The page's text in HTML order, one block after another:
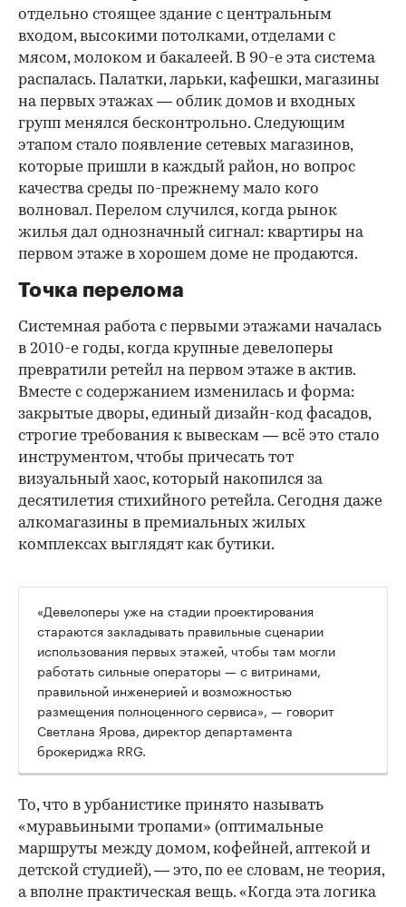
отдельно стоящее здание с центральным
входом, высокими потолками, отделами с
мясом, молоком и бакалеей. В 90-е эта система
распалась. Палатки, ларьки, кафешки, магазины
на первых этажах — облик домов и входных
групп менялся бесконтрольно. Следующим
этапом стало появление сетевых магазинов,
которые пришли в каждый район, но вопрос
качества среды по-прежнему мало кого
волновал. Перелом случился, когда рынок
жилья дал однозначный сигнал: квартиры на
первом этаже в хорошем доме не продаются.
Точка перелома
Системная работа с первыми этажами началась
в 2010-е годы, когда крупные девелоперы
превратили ретейл на первом этаже в актив.
Вместе с содержанием изменилась и форма:
закрытые дворы, единый дизайн-код фасадов,
строгие требования к вывескам — всё это стало
инструментом, чтобы причесать тот
визуальный хаос, который накопился за
десятилетия стихийного ретейла. Сегодня даже
алкомагазины в премиальных жилых
комплексах выглядят как бутики.
00:00
«Девелоперы уже на стадии проектирования
стараются закладывать правильные сценарии
использования первых этажей, чтобы там могли
работать сильные операторы — с витринами,
правильной инженерией и возможностью
размещения полноценного сервиса», — говорит
Светлана Ярова, директор департамента
брокериджа RRG.
То, что в урбанистике принято называть
«муравьиными тропами» (оптимальные
маршруты между домом, кофейней, аптекой и
детской студией), — это, по ее словам, не теория,
а вполне практическая вещь. «Когда эта логика